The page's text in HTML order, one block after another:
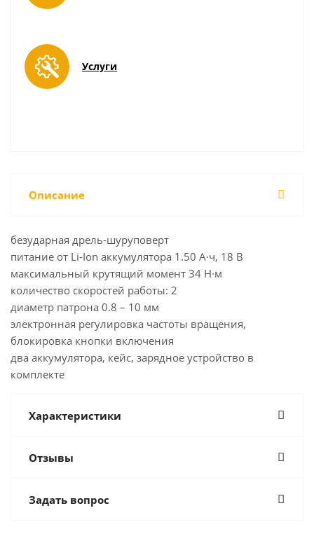
Услуги
Описание
безударная дрель-шуруповерт
питание от Li-Ion аккумулятора 1.50 А·ч, 18 В
максимальный крутящий момент 34 Н·м
количество скоростей работы: 2
диаметр патрона 0.8 – 10 мм
электронная регулировка частоты вращения,
блокировка кнопки включения
два аккумулятора, кейс, зарядное устройство в
комплекте
Характеристики
Отзывы
Задать вопрос